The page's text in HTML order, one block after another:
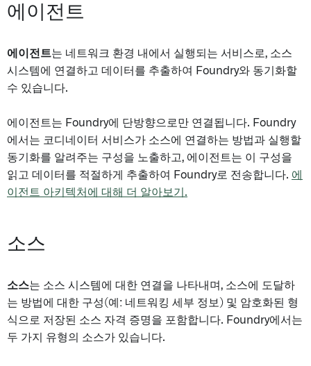
에이전트
에이전트는 네트워크 환경 내에서 실행되는 서비스로, 소스
시스템에 연결하고 데이터를 추출하여 Foundry와 동기화할
수 있습니다.
에이전트는 Foundry에 단방향으로만 연결됩니다. Foundry
에서는 코디네이터 서비스가 소스에 연결하는 방법과 실행할
동기화를 알려주는 구성을 노출하고, 에이전트는 이 구성을
읽고 데이터를 적절하게 추출하여 Foundry로 전송합니다. 에
이전트 아키텍처에 대해 더 알아보기.
소스
소스는 소스 시스템에 대한 연결을 나타내며, 소스에 도달하
는 방법에 대한 구성(예: 네트워킹 세부 정보) 및 암호화된 형
식으로 저장된 소스 자격 증명을 포함합니다. Foundry에서는
두 가지 유형의 소스가 있습니다.